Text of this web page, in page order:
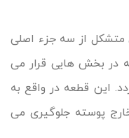
متشکل از سه جزء اصلی
در بخش هایی قرار می
این قطعه در واقع به
پوسته جلوگیری می